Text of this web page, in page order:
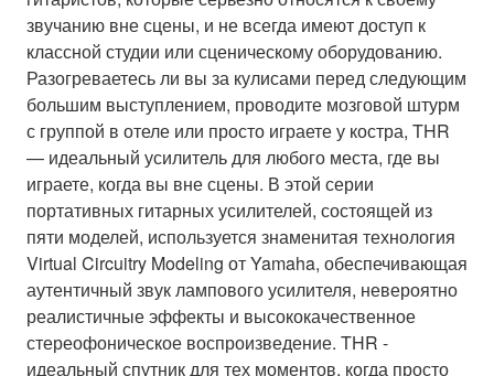
звучанию вне сцены, и не всегда имеют доступ к
классной студии или сценическому оборудованию.
Разогреваетесь ли вы за кулисами перед следующим
большим выступлением, проводите мозговой штурм
с группой в отеле или просто играете у костра, THR
— идеальный усилитель для любого места, где вы
играете, когда вы вне сцены. В этой серии
портативных гитарных усилителей, состоящей из
пяти моделей, используется знаменитая технология
Virtual Circuitry Modeling от Yamaha, обеспечивающая
аутентичный звук лампового усилителя, невероятно
реалистичные эффекты и высококачественное
стереофоническое воспроизведение. THR -
идеальный спутник для тех моментов, когда просто